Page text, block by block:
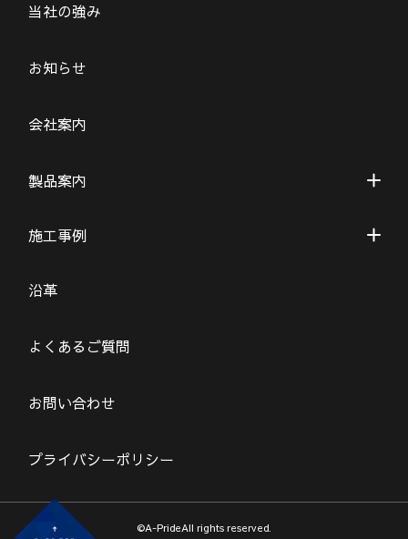
当社の強み
お知らせ
会社案内
製品案内
施工事例
沿革
よくあるご質問
お問い合わせ
プライバシーポリシー
©A-PrideAll rights reserved.